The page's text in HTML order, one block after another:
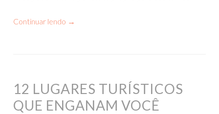
Continuar lendo →
12 LUGARES TURÍSTICOS
QUE ENGANAM VOCÊ